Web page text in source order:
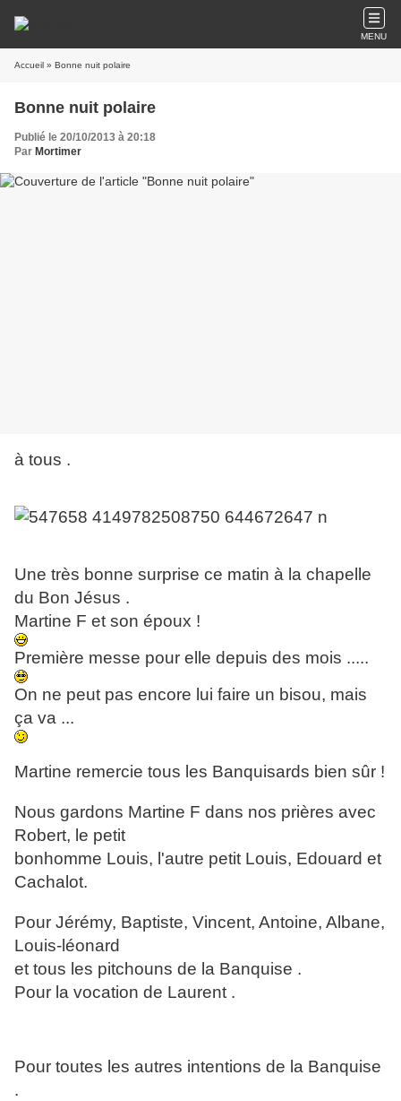
MENU
Accueil » Bonne nuit polaire
Bonne nuit polaire
Publié le 20/10/2013 à 20:18
Par Mortimer
à tous .
Une très bonne surprise ce matin à la chapelle
du Bon Jésus .
Martine F et son époux !
Première messe pour elle depuis des mois .....
On ne peut pas encore lui faire un bisou, mais
ça va ...
Martine remercie tous les Banquisards bien sûr !
Nous gardons Martine F dans nos prières avec
Robert, le petit
bonhomme Louis, l'autre petit Louis, Edouard et
Cachalot.
Pour Jérémy, Baptiste, Vincent, Antoine, Albane,
Louis-léonard
et tous les pitchouns de la Banquise .
Pour la vocation de Laurent .
Pour toutes les autres intentions de la Banquise
.